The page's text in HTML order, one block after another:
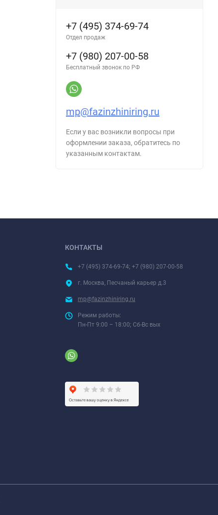
+7 (495) 374-69-74
Отдел продаж
+7 (980) 207-00-58
Бесплатный звонок по РФ
mp@fazinzhiniring.ru
Если у вас возникли вопросы при
оформлении заказа, обратитесь по
указанным контактам.
КОНТАКТЫ
+7 (495) 374-69-74; +7 (980) 207-00-58
г. Москва, Песчаный карьер д.3
mp@fazinzhiniring.ru
Режим работы:
Пн-Пт 9:00 – 18:00; Сб-Вс вых